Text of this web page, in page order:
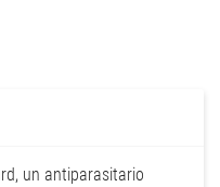
un antiparasitario